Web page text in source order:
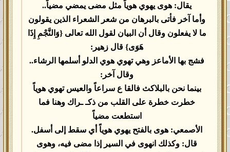
يقال: هوى يهوي هوياً مثل مضى يمضي مضياً..
وأما آخر فأتى بالبرهان من شعر الشعراء الذين يقولون
ما لا يفعلون وقال أن البيان لقول الله تعالى {وَالنَّجْمِ إِذَا
هَوَى} قال زهير:
فشج بها الأماعز وهي تهوي هوي الدلو أسلمها الرشاء..
وقال آخر:
بينما نحن بالبلاكث فالقا ع سراعاً والعيس تهوي هوياً
خطرت خطرة على القلب من ذكـ ـراك وهنا فما
استطعت مضياً
الأصمعي: هوى بالفتح يهوي هوياً أي سقط إلى أسفل.
قال: وكذلك انهوى في السير إذا مضى فيه، وهوى